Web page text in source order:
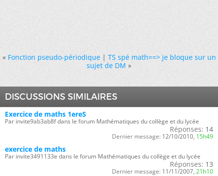
« Fonction pseudo-périodique|TS spé math==> je bloque sur un
sujet de DM »
DISCUSSIONS SIMILAIRES
Exercice de maths 1ereS
Par invite9ab3ab8f dans le forum Mathématiques du collège et du lycée
Réponses: 14
Dernier message: 12/10/2010, 15h49
exercice de maths
Par invite3491133e dans le forum Mathématiques du collège et du lycée
Réponses: 13
Dernier message: 11/11/2007, 21h10